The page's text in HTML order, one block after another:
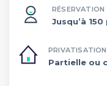
RÉSERVATION
Jusqu’à 150
PRIVATISATION
Partielle ou